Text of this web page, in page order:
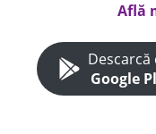
Află
Descarcă
Google